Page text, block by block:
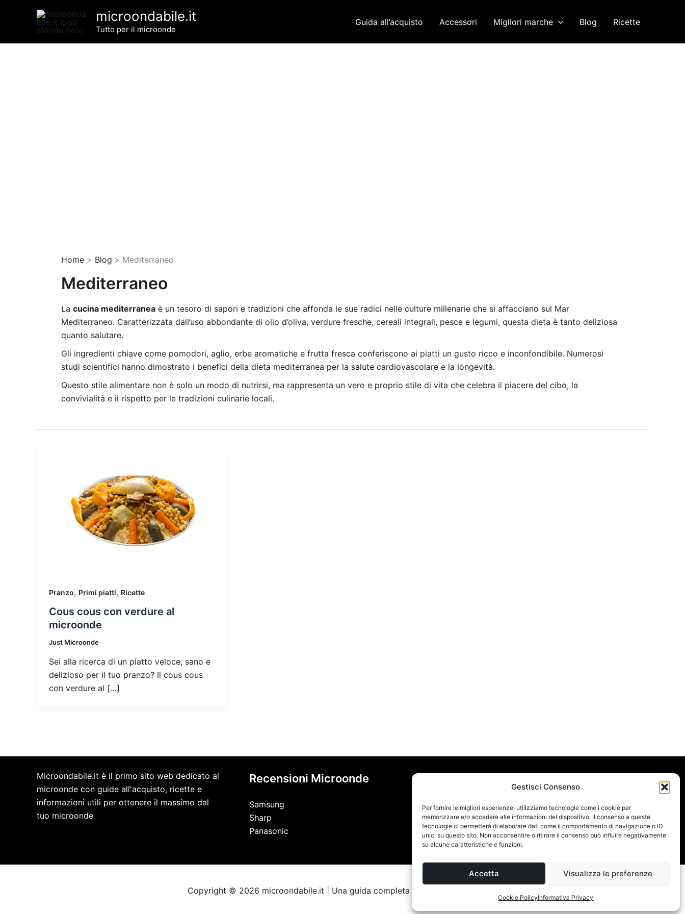
Gestisci Consenso
Per fornire le migliori esperienze, utilizziamo tecnologie come i cookie per
memorizzare e/o accedere alle informazioni del dispositivo. Il consenso a queste
tecnologie ci permetterà di elaborare dati come il comportamento di navigazione o ID
unici su questo sito. Non acconsentire o ritirare il consenso può influire negativamente
su alcune caratteristiche e funzioni.
Accetta Visualizza le preferenze
Cookie PolicyInformativa Privacy
contenuto
microondabile.it
Tutto per il microonde
Guida all’acquisto Accessori Migliori marche Blog Ricette
Home Blog Mediterraneo
Mediterraneo
La cucina mediterranea è un tesoro di sapori e tradizioni che affonda le sue radici nelle culture millenarie che si affacciano sul Mar
Mediterraneo. Caratterizzata dall’uso abbondante di olio d’oliva, verdure fresche, cereali integrali, pesce e legumi, questa dieta è tanto deliziosa
quanto salutare.
Gli ingredienti chiave come pomodori, aglio, erbe aromatiche e frutta fresca conferiscono ai piatti un gusto ricco e inconfondibile. Numerosi
studi scientifici hanno dimostrato i benefici della dieta mediterranea per la salute cardiovascolare e la longevità.
Questo stile alimentare non è solo un modo di nutrirsi, ma rappresenta un vero e proprio stile di vita che celebra il piacere del cibo, la
convivialità e il rispetto per le tradizioni culinarie locali.
Pranzo, Primi piatti, Ricette
Cous cous con verdure al
microonde
Just Microonde
Sei alla ricerca di un piatto veloce, sano e
delizioso per il tuo pranzo? Il cous cous
con verdure al […]
Microondabile.it è il primo sito web dedicato al
microonde con guide all'acquisto, ricette e
informazioni utili per ottenere il massimo dal
tuo microonde
Recensioni Microonde
Samsung
Sharp
Panasonic
Blog
Ricette
Copyright © 2026 microondabile.it | Una guida completa sul forno a microonde